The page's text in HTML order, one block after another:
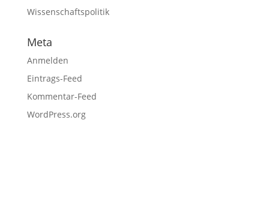
Wissenschaftspolitik
Meta
Anmelden
Eintrags-Feed
Kommentar-Feed
WordPress.org